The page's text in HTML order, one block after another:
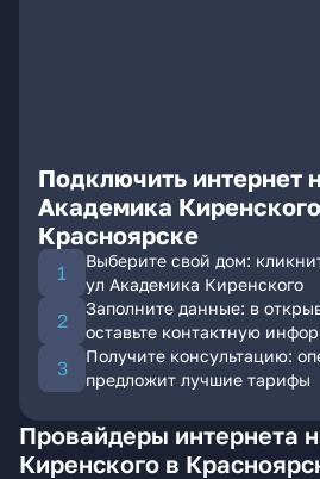
Подключить интернет
Академика
Красноярске
Выберите свой дом:
ул Академика Киренского
Заполните данные: в
оставьте контактную
Получите консультацию:
предложит лучшие тарифы
Провайдеры интернета
Киренского в